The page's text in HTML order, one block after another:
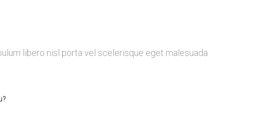
libero nisl porta vel scelerisque eget malesuada